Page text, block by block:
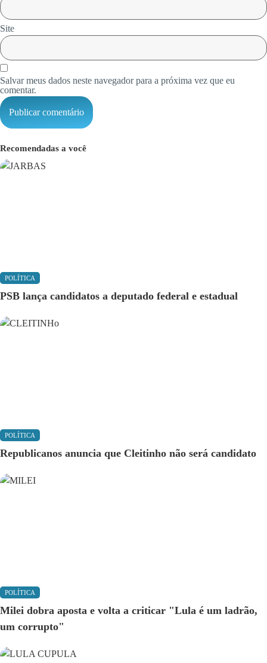
Site
Salvar meus dados neste navegador para a próxima vez que eu
comentar.
Recomendadas a você
POLÍTICA
PSB lança candidatos a deputado federal e estadual
POLÍTICA
Republicanos anuncia que Cleitinho não será candidato
POLÍTICA
Milei dobra aposta e volta a criticar "Lula é um ladrão,
um corrupto"